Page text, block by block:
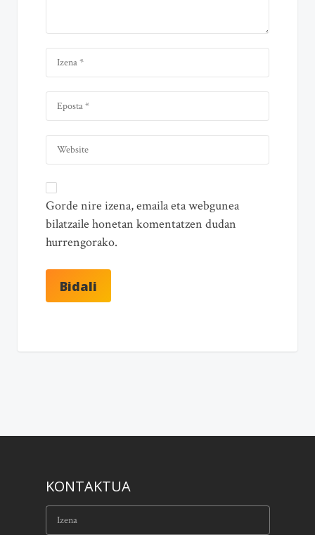
Gorde nire izena, emaila eta webgunea
bilatzaile honetan komentatzen dudan
hurrengorako.
KONTAKTUA